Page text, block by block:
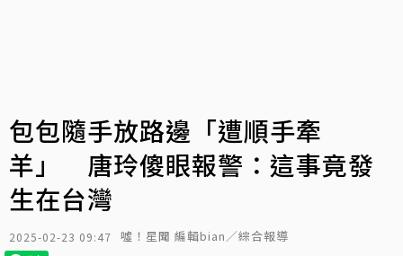
包包隨手放路邊「遭順手牽
羊」 唐玲傻眼報警：這事竟發
生在台灣
2025-02-23 09:47 噓！星聞 編輯bian／綜合報導